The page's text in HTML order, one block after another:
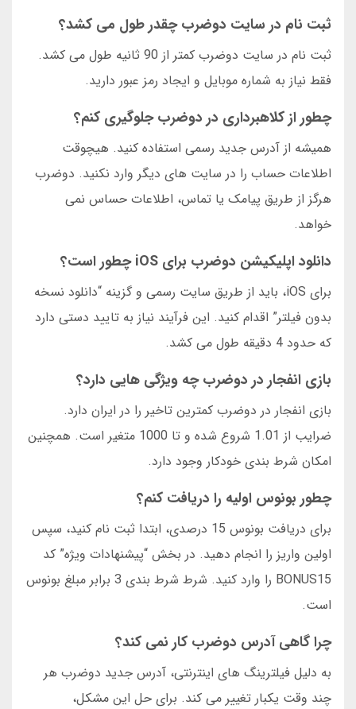
ثبت نام در سایت دوضرب چقدر طول می کشد؟
ثبت نام در سایت دوضرب کمتر از 90 ثانیه طول می کشد.
فقط نیاز به شماره موبایل و ایجاد رمز عبور دارید.
چطور از کلاهبرداری در دوضرب جلوگیری کنم؟
همیشه از آدرس جدید رسمی استفاده کنید. هیچوقت
اطلاعات حساب را در سایت های دیگر وارد نکنید. دوضرب
هرگز از طریق پیامک یا تماس، اطلاعات حساس نمی
خواهد.
دانلود اپلیکیشن دوضرب برای iOS چطور است؟
برای iOS، باید از طریق سایت رسمی و گزینه “دانلود نسخه
بدون فیلتر” اقدام کنید. این فرآیند نیاز به تایید دستی دارد
که حدود 4 دقیقه طول می کشد.
بازی انفجار در دوضرب چه ویژگی هایی دارد؟
بازی انفجار در دوضرب کمترین تاخیر را در ایران دارد.
ضرایب از 1.01 شروع شده و تا 1000 متغیر است. همچنین
امکان شرط بندی خودکار وجود دارد.
چطور بونوس اولیه را دریافت کنم؟
برای دریافت بونوس 15 درصدی، ابتدا ثبت نام کنید، سپس
اولین واریز را انجام دهید. در بخش “پیشنهادات ویژه” کد
BONUS15 را وارد کنید. شرط شرط بندی 3 برابر مبلغ بونوس
است.
چرا گاهی آدرس دوضرب کار نمی کند؟
به دلیل فیلترینگ های اینترنتی، آدرس جدید دوضرب هر
چند وقت یکبار تغییر می کند. برای حل این مشکل،